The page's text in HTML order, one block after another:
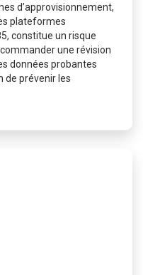
d’approvisionnement,
plateformes
constitue un risque
une révision
données probantes
de prévenir les